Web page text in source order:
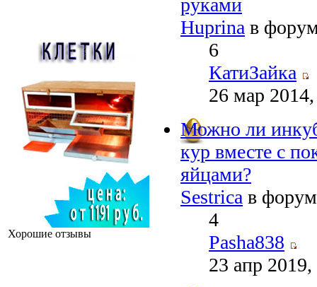
Хорошие отзывы
руками
Huprina в
6
КатиЗайка
26 мар
Можно ли
кур вместе с
яйцами?
Sestrica в
4
Pasha838
23 апр